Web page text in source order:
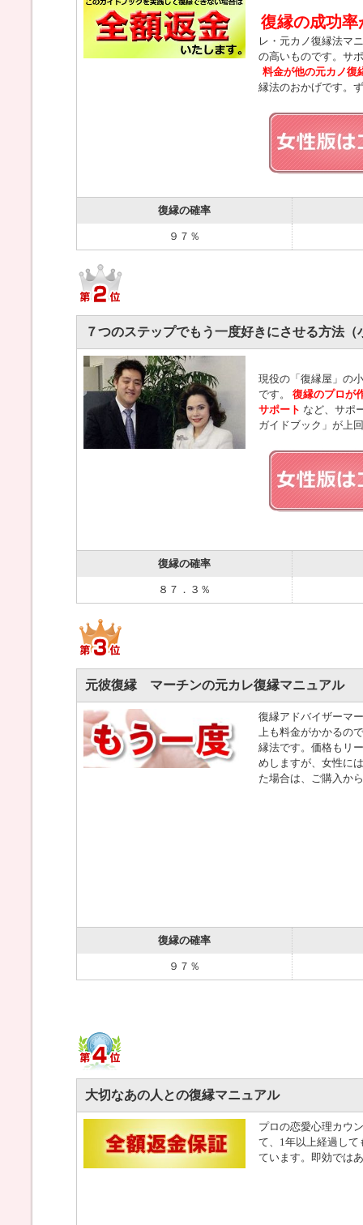
復縁の成功率
レ・元カノ復縁法マ
の高いものです。サ
料金が他の元カノ復
縁法のおかげです。
復縁の確率
９７％
７つのステップでもう一度好きにさせる方法（
現役の「復縁屋」の
です。
復縁のプロが
サポート など、サポ
ガイドブック」が上
復縁の確率
８７．３％
元彼復縁 マーチンの元カレ復縁マニュアル
復縁アドバイザーマ
上も料金がかかるの
縁法です。価格もリ
めしますが、女性に
た場合は、ご購入か
復縁の確率
９７％
大切なあの人との復縁マニュアル
プロの恋愛心理カウ
て、1年以上経過し
ています。即効では